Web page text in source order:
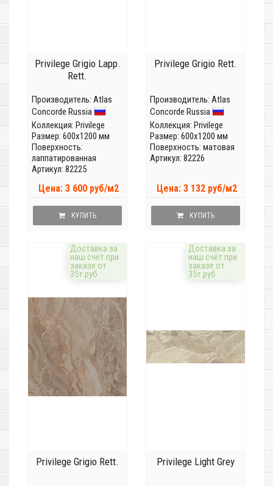
Privilege Grigio Lapp.
Rett.
Производитель: Atlas
Concorde Russia
Коллекция: Privilege
Размер: 600x1200 мм
Поверхность:
лаппатированная
Артикул: 82225
Цена: 3 600 руб/м2
КУПИТЬ
Privilege Grigio Rett.
Производитель: Atlas
Concorde Russia
Коллекция: Privilege
Размер: 600x1200 мм
Поверхность: матовая
Артикул: 82226
Цена: 3 132 руб/м2
КУПИТЬ
Доставка за
наш счёт при
заказе от
35т.руб
Privilege Grigio Rett.
Доставка за
наш счёт при
заказе от
35т.руб
Privilege Light Grey